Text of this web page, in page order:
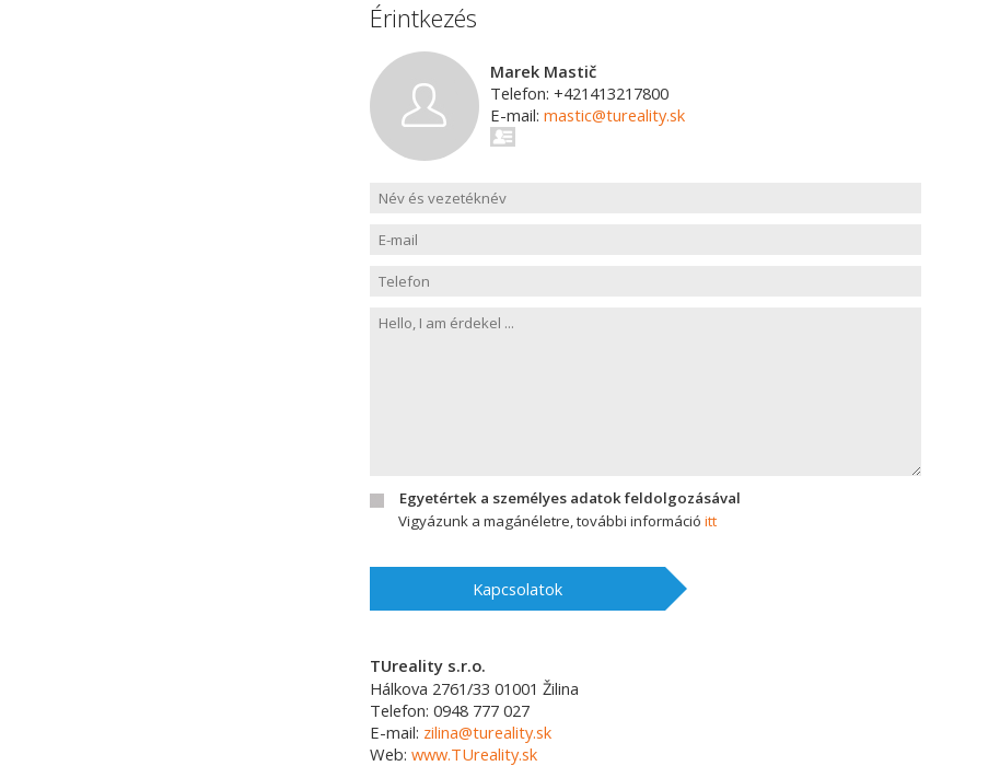
Érintkezés
Marek Mastič
Telefon: +421413217800
E-mail: mastic@tureality.sk
Egyetértek a személyes adatok feldolgozásával
Vigyázunk a magánéletre, további információ itt
Kapcsolatok
TUreality s.r.o.
Hálkova 2761/33 01001 Žilina
Telefon: 0948 777 027
E-mail: zilina@tureality.sk
Web: www.TUreality.sk